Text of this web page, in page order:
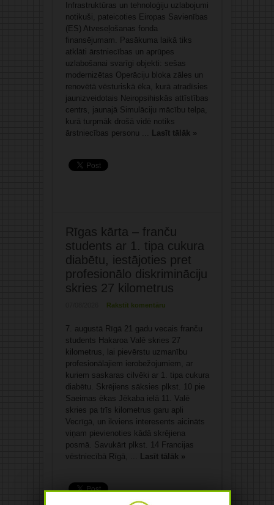
Infrastruktūras un tehnoloģiju uzlabojumi
notikuši, pateicoties Eiropas Savienības
(ES) Atveseļošanas fonda
finansējumam. Pasākuma laikā tiks
atklāti ārstniecības un aprūpes
uzlabošanai svarīgi objekti: sešas
modernizētas Operāciju bloka zāles un
renovētā vēsturiskā ēka, kurā atradīsies
jaunizveidotais Neiropsihiskās attīstības
centrs, jaunajā Simulāciju mācību telpa,
kurā turpmāk drošā vidē notiks
ārstniecības personu ... Lasīt tālāk »
Rīgas kārta – franču
students ar 1. tipa cukura
diabētu, iestājoties pret
profesionālo diskrimināciju
skries 27 kilometrus
Rakstīt komentāru
7. augustā Rīgā 21 gadu vecais franču
students Hakaroa Valē skries 27
kilometrus, lai pievērstu uzmanību
profesionālajiem ierobežojumiem, ar
kuriem saskaras cilvēki ar 1. tipa cukura
diabētu. Skrējiens sāksies plkst. 10 pie
Saeimas ēkas Jēkaba ielā 11. Valē
skries pa trīs kilometrus garu apli
Vecrīgā, un ikviens interesents aicināts
viņam pievienoties kādā skrējiena
posmā. Savukārt plkst. 14 Francijas
vēstniecībā Rīgā, ... Lasīt tālāk »